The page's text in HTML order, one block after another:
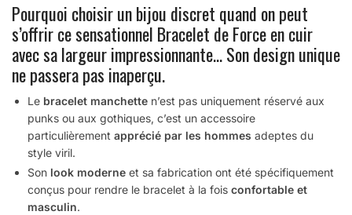
Pourquoi choisir un bijou discret quand on peut
s’offrir ce sensationnel Bracelet de Force en cuir
avec sa largeur impressionnante… Son design unique
ne passera pas inaperçu.
Le bracelet manchette n’est pas uniquement réservé aux
punks ou aux gothiques, c’est un accessoire
particulièrement apprécié par les hommes adeptes du
style viril.
Son look moderne et sa fabrication ont été spécifiquement
conçus pour rendre le bracelet à la fois confortable et
masculin.